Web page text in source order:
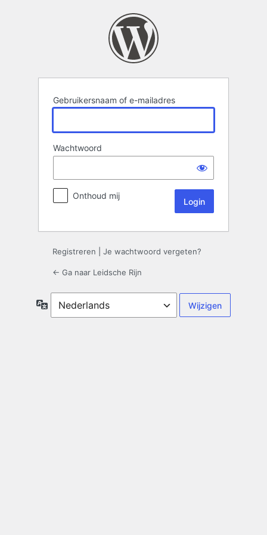
Gebruikersnaam of e-mailadres
Wachtwoord
Onthoud mij
Registreren Je wachtwoord vergeten?
← Ga naar Leidsche Rijn
Taal